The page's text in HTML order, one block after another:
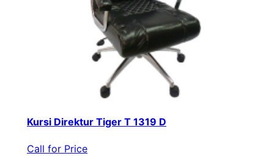
Kursi Direktur Tiger T 1319 D
Call for Price